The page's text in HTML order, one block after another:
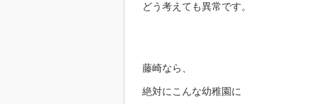
どう考えても異常です。
藤崎なら、
絶対にこんな幼稚園に